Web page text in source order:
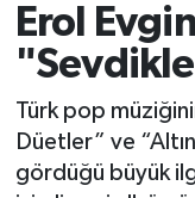
Erol
Türk pop
Düetler” ve
gördüğü büyük
Süper Lig
Tüm
Son Dakika